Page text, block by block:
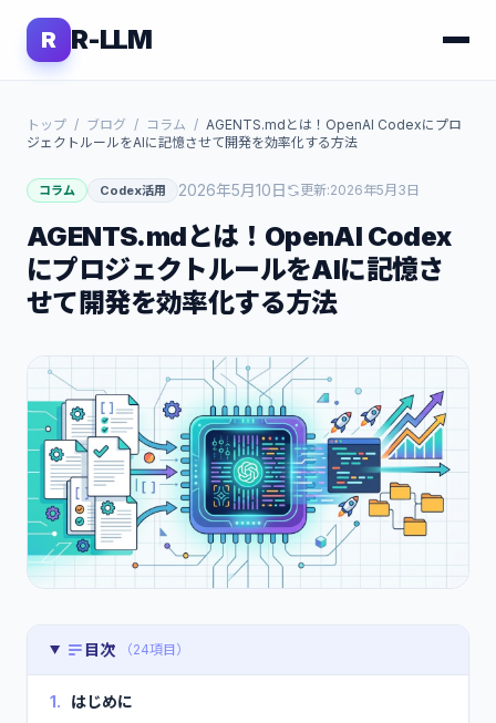
R R-LLM
トップ / ブログ / コラム / AGENTS.mdとは！OpenAI Codexにプロ
ジェクトルールをAIに記憶させて開発を効率化する方法
コラム Codex活用 2026年5月10日 更新:2026年5月3日
AGENTS.mdとは！OpenAI Codex
にプロジェクトルールをAIに記憶さ
せて開発を効率化する方法
目次 （24項目）
1.
はじめに